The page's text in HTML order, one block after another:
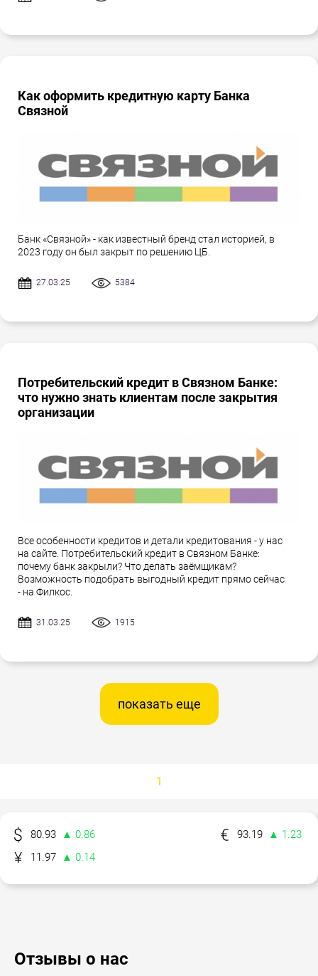
Как оформить кредитную карту Банка
Связной
Банк «Связной» - как известный бренд стал историей, в
2023 году он был закрыт по решению ЦБ.
27.03.25 5384
Потребительский кредит в Связном Банке:
что нужно знать клиентам после закрытия
организации
Все особенности кредитов и детали кредитования - у нас
на сайте. Потребительский кредит в Связном Банке:
почему банк закрыли? Что делать заёмщикам?
Возможность подобрать выгодный кредит прямо сейчас
- на Филкос.
31.03.25 1915
показать еще
1
80.93 ▲ 0.86 93.19
▲ 1.23
11.97
▲ 0.14
Отзывы о нас